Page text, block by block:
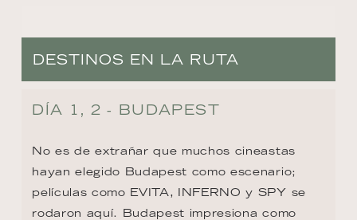
DESTINOS EN LA RUTA
DÍA 1, 2 - BUDAPEST
No es de extrañar que muchos cineastas
hayan elegido Budapest como escenario;
películas como EVITA, INFERNO y SPY se
rodaron aquí. Budapest impresiona como